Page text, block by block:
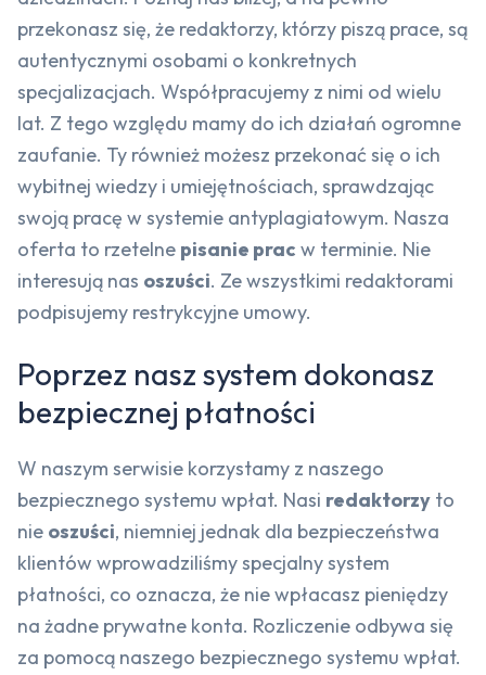
przekonasz się, że redaktorzy, którzy piszą prace, są
autentycznymi osobami o konkretnych
specjalizacjach. Współpracujemy z nimi od wielu
lat. Z tego względu mamy do ich działań ogromne
zaufanie. Ty również możesz przekonać się o ich
wybitnej wiedzy i umiejętnościach, sprawdzając
swoją pracę w systemie antyplagiatowym. Nasza
oferta to rzetelne pisanie prac w terminie. Nie
interesują nas oszuści. Ze wszystkimi redaktorami
podpisujemy restrykcyjne umowy.
Poprzez nasz system dokonasz
bezpiecznej płatności
W naszym serwisie korzystamy z naszego
bezpiecznego systemu wpłat. Nasi redaktorzy to
nie oszuści, niemniej jednak dla bezpieczeństwa
klientów wprowadziliśmy specjalny system
płatności, co oznacza, że nie wpłacasz pieniędzy
na żadne prywatne konta. Rozliczenie odbywa się
za pomocą naszego bezpiecznego systemu wpłat.